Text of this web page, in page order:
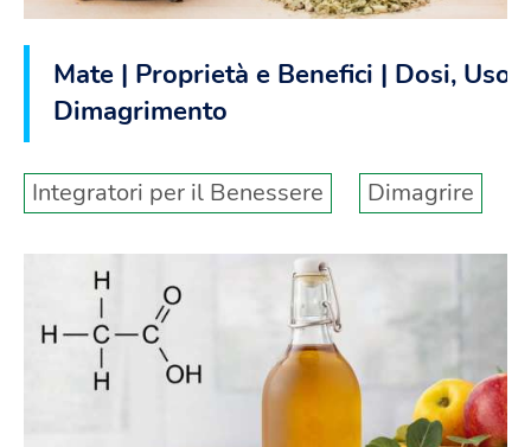
Mate | Proprietà e Benefici | Dosi, Uso,
Dimagrimento
Integratori per il Benessere Dimagrire